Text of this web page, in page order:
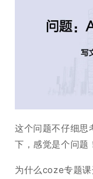
这个问题不仔细思
下，感觉是个问题
为什么coze专题